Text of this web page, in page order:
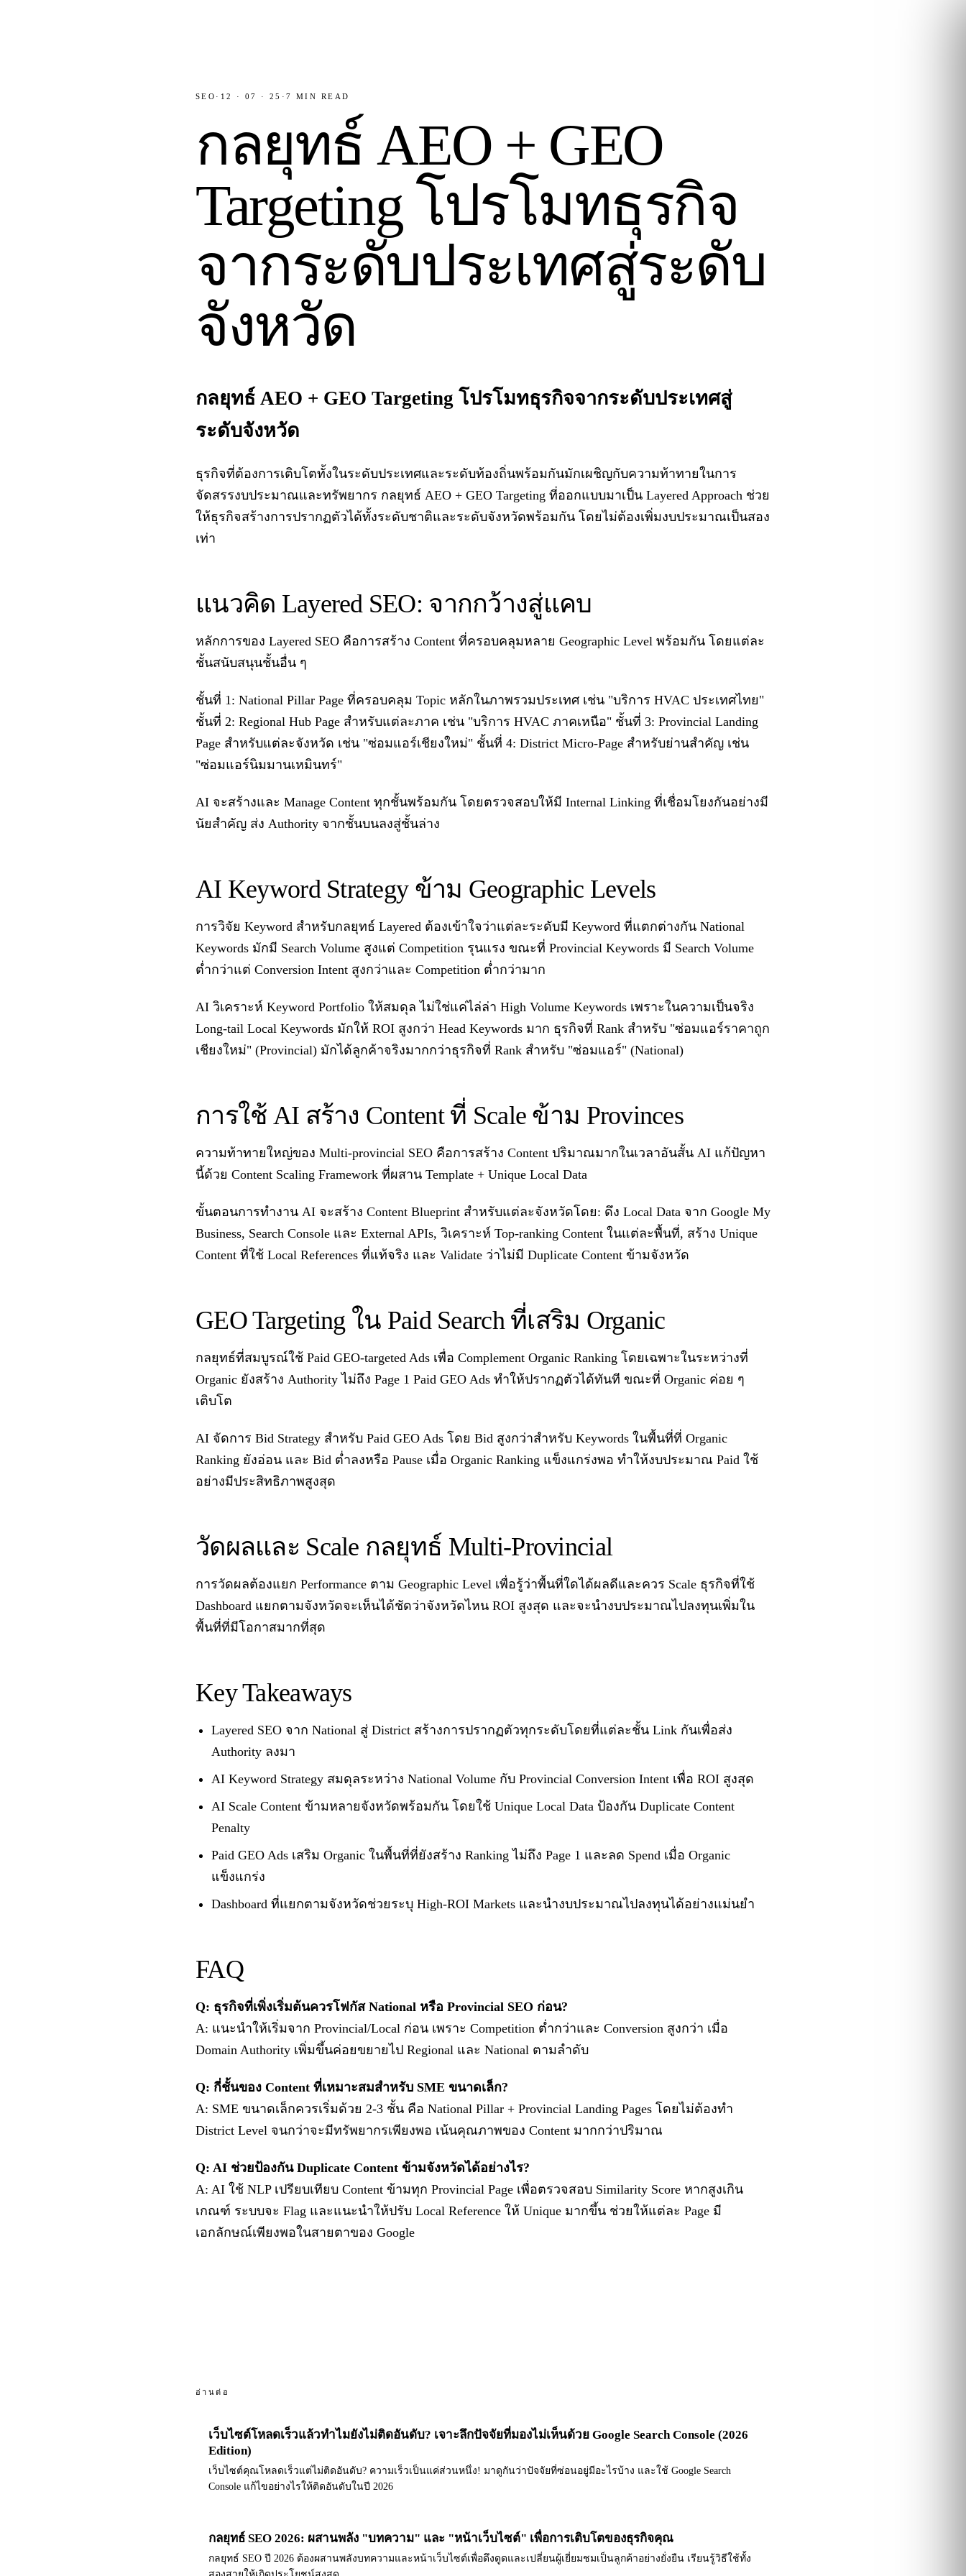
SEO · 12 · 07 · 25 ·7 MIN READ
กลยุทธ์ AEO + GEO
Targeting โปรโมทธุรกิจ
จากระดับประเทศสู่ระดับ
จังหวัด
กลยุทธ์ AEO + GEO Targeting โปรโมทธุรกิจจากระดับประเทศสู่
ระดับจังหวัด
ธุรกิจที่ต้องการเติบโตทั้งในระดับประเทศและระดับท้องถิ่นพร้อมกันมักเผชิญกับความท้าทายในการ
จัดสรรงบประมาณและทรัพยากร กลยุทธ์ AEO + GEO Targeting ที่ออกแบบมาเป็น Layered Approach ช่วย
ให้ธุรกิจสร้างการปรากฏตัวได้ทั้งระดับชาติและระดับจังหวัดพร้อมกัน โดยไม่ต้องเพิ่มงบประมาณเป็นสอง
เท่า
แนวคิด Layered SEO: จากกว้างสู่แคบ
หลักการของ Layered SEO คือการสร้าง Content ที่ครอบคลุมหลาย Geographic Level พร้อมกัน โดยแต่ละ
ชั้นสนับสนุนชั้นอื่น ๆ
ชั้นที่ 1: National Pillar Page ที่ครอบคลุม Topic หลักในภาพรวมประเทศ เช่น "บริการ HVAC ประเทศไทย"
ชั้นที่ 2: Regional Hub Page สำหรับแต่ละภาค เช่น "บริการ HVAC ภาคเหนือ" ชั้นที่ 3: Provincial Landing
Page สำหรับแต่ละจังหวัด เช่น "ซ่อมแอร์เชียงใหม่" ชั้นที่ 4: District Micro-Page สำหรับย่านสำคัญ เช่น
"ซ่อมแอร์นิมมานเหมินทร์"
AI จะสร้างและ Manage Content ทุกชั้นพร้อมกัน โดยตรวจสอบให้มี Internal Linking ที่เชื่อมโยงกันอย่างมี
นัยสำคัญ ส่ง Authority จากชั้นบนลงสู่ชั้นล่าง
AI Keyword Strategy ข้าม Geographic Levels
การวิจัย Keyword สำหรับกลยุทธ์ Layered ต้องเข้าใจว่าแต่ละระดับมี Keyword ที่แตกต่างกัน National
Keywords มักมี Search Volume สูงแต่ Competition รุนแรง ขณะที่ Provincial Keywords มี Search Volume
ต่ำกว่าแต่ Conversion Intent สูงกว่าและ Competition ต่ำกว่ามาก
AI วิเคราะห์ Keyword Portfolio ให้สมดุล ไม่ใช่แค่ไล่ล่า High Volume Keywords เพราะในความเป็นจริง
Long-tail Local Keywords มักให้ ROI สูงกว่า Head Keywords มาก ธุรกิจที่ Rank สำหรับ "ซ่อมแอร์ราคาถูก
เชียงใหม่" (Provincial) มักได้ลูกค้าจริงมากกว่าธุรกิจที่ Rank สำหรับ "ซ่อมแอร์" (National)
การใช้ AI สร้าง Content ที่ Scale ข้าม Provinces
ความท้าทายใหญ่ของ Multi-provincial SEO คือการสร้าง Content ปริมาณมากในเวลาอันสั้น AI แก้ปัญหา
นี้ด้วย Content Scaling Framework ที่ผสาน Template + Unique Local Data
ขั้นตอนการทำงาน AI จะสร้าง Content Blueprint สำหรับแต่ละจังหวัดโดย: ดึง Local Data จาก Google My
Business, Search Console และ External APIs, วิเคราะห์ Top-ranking Content ในแต่ละพื้นที่, สร้าง Unique
Content ที่ใช้ Local References ที่แท้จริง และ Validate ว่าไม่มี Duplicate Content ข้ามจังหวัด
GEO Targeting ใน Paid Search ที่เสริม Organic
กลยุทธ์ที่สมบูรณ์ใช้ Paid GEO-targeted Ads เพื่อ Complement Organic Ranking โดยเฉพาะในระหว่างที่
Organic ยังสร้าง Authority ไม่ถึง Page 1 Paid GEO Ads ทำให้ปรากฏตัวได้ทันที ขณะที่ Organic ค่อย ๆ
เติบโต
AI จัดการ Bid Strategy สำหรับ Paid GEO Ads โดย Bid สูงกว่าสำหรับ Keywords ในพื้นที่ที่ Organic
Ranking ยังอ่อน และ Bid ต่ำลงหรือ Pause เมื่อ Organic Ranking แข็งแกร่งพอ ทำให้งบประมาณ Paid ใช้
อย่างมีประสิทธิภาพสูงสุด
วัดผลและ Scale กลยุทธ์ Multi-Provincial
การวัดผลต้องแยก Performance ตาม Geographic Level เพื่อรู้ว่าพื้นที่ใดได้ผลดีและควร Scale ธุรกิจที่ใช้
Dashboard แยกตามจังหวัดจะเห็นได้ชัดว่าจังหวัดไหน ROI สูงสุด และจะนำงบประมาณไปลงทุนเพิ่มใน
พื้นที่ที่มีโอกาสมากที่สุด
Key Takeaways
Layered SEO จาก National สู่ District สร้างการปรากฏตัวทุกระดับโดยที่แต่ละชั้น Link กันเพื่อส่ง
Authority ลงมา
AI Keyword Strategy สมดุลระหว่าง National Volume กับ Provincial Conversion Intent เพื่อ ROI สูงสุด
AI Scale Content ข้ามหลายจังหวัดพร้อมกัน โดยใช้ Unique Local Data ป้องกัน Duplicate Content
Penalty
Paid GEO Ads เสริม Organic ในพื้นที่ที่ยังสร้าง Ranking ไม่ถึง Page 1 และลด Spend เมื่อ Organic
แข็งแกร่ง
Dashboard ที่แยกตามจังหวัดช่วยระบุ High-ROI Markets และนำงบประมาณไปลงทุนได้อย่างแม่นยำ
FAQ
Q: ธุรกิจที่เพิ่งเริ่มต้นควรโฟกัส National หรือ Provincial SEO ก่อน?
A: แนะนำให้เริ่มจาก Provincial/Local ก่อน เพราะ Competition ต่ำกว่าและ Conversion สูงกว่า เมื่อ
Domain Authority เพิ่มขึ้นค่อยขยายไป Regional และ National ตามลำดับ
Q: กี่ชั้นของ Content ที่เหมาะสมสำหรับ SME ขนาดเล็ก?
A: SME ขนาดเล็กควรเริ่มด้วย 2-3 ชั้น คือ National Pillar + Provincial Landing Pages โดยไม่ต้องทำ
District Level จนกว่าจะมีทรัพยากรเพียงพอ เน้นคุณภาพของ Content มากกว่าปริมาณ
Q: AI ช่วยป้องกัน Duplicate Content ข้ามจังหวัดได้อย่างไร?
A: AI ใช้ NLP เปรียบเทียบ Content ข้ามทุก Provincial Page เพื่อตรวจสอบ Similarity Score หากสูงเกิน
เกณฑ์ ระบบจะ Flag และแนะนำให้ปรับ Local Reference ให้ Unique มากขึ้น ช่วยให้แต่ละ Page มี
เอกลักษณ์เพียงพอในสายตาของ Google
อ่านต่อ
เว็บไซต์โหลดเร็วแล้วทำไมยังไม่ติดอันดับ? เจาะลึกปัจจัยที่มองไม่เห็นด้วย Google Search Console (2026
Edition)
เว็บไซต์คุณโหลดเร็วแต่ไม่ติดอันดับ? ความเร็วเป็นแค่ส่วนหนึ่ง! มาดูกันว่าปัจจัยที่ซ่อนอยู่มีอะไรบ้าง และใช้ Google Search
Console แก้ไขอย่างไรให้ติดอันดับในปี 2026
กลยุทธ์ SEO 2026: ผสานพลัง "บทความ" และ "หน้าเว็บไซต์" เพื่อการเติบโตของธุรกิจคุณ
กลยุทธ์ SEO ปี 2026 ต้องผสานพลังบทความและหน้าเว็บไซต์เพื่อดึงดูดและเปลี่ยนผู้เยี่ยมชมเป็นลูกค้าอย่างยั่งยืน เรียนรู้วิธีใช้ทั้ง